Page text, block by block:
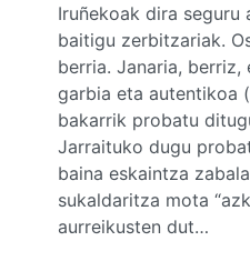
Iruñekoak dira seguru
baitigu zerbitzariak.
berria. Janaria, berriz,
garbia eta autentikoa
bakarrik probatu
Jarraituko dugu
baina eskaintza
sukaldaritza mota
aurreikusten dut…